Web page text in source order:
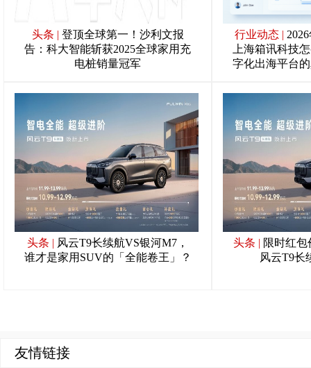
头条 | 登顶全球第一！沙利文报
告：科大智能斩获2025全球家用充
电桩销量冠军
行业动态 |
上海箱讯科技
字化出海平台
头条 | 风云T9长续航VS银河M7，
谁才是家用SUV的「全能卷王」？
头条 | 限时红包
风云T9长
友情链接